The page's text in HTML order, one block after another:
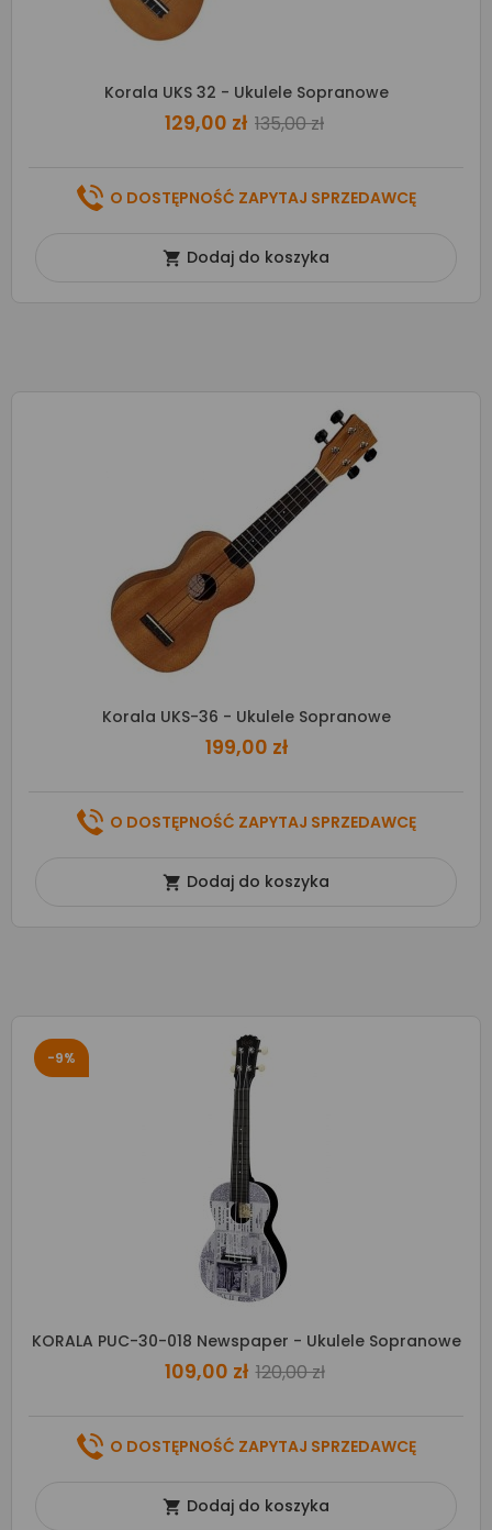
Korala UKS 32 - Ukulele Sopranowe
129,00 zł 135,00 zł
O DOSTĘPNOŚĆ ZAPYTAJ SPRZEDAWCĘ
 Dodaj do koszyka
Korala UKS-36 - Ukulele Sopranowe
199,00 zł
O DOSTĘPNOŚĆ ZAPYTAJ SPRZEDAWCĘ
 Dodaj do koszyka
-9%
KORALA PUC-30-018 Newspaper - Ukulele Sopranowe
109,00 zł 120,00 zł
O DOSTĘPNOŚĆ ZAPYTAJ SPRZEDAWCĘ
 Dodaj do koszyka